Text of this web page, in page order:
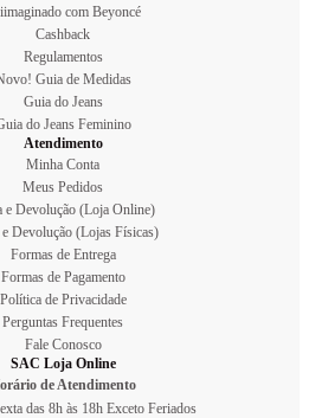
com Beyoncé
Cashback
Regulamentos
Guia de Medidas
Guia do Jeans
do Jeans Feminino
Atendimento
Minha Conta
Meus Pedidos
e Devolução (Loja Online)
Devolução (Lojas Físicas)
Formas de Entrega
Formas de Pagamento
Política de Privacidade
Perguntas Frequentes
Fale Conosco
SAC Loja Online
de Atendimento
das 8h às 18h Exceto Feriados